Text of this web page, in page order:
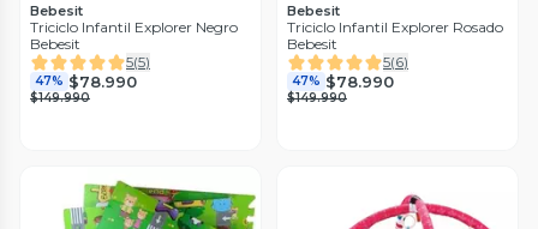
Bebesit
Triciclo Infantil Explorer Negro
Bebesit
5(5)
47% $78.990
$149.990
Bebesit
Triciclo Infantil Explorer Rosado
Bebesit
5(6)
47% $78.990
$149.990